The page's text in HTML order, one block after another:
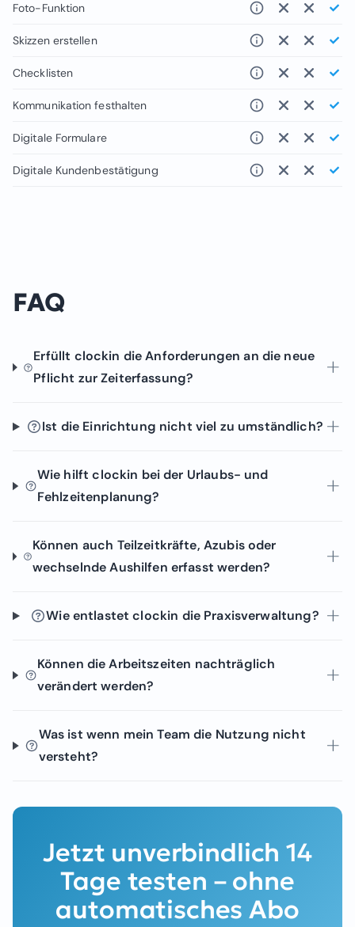
Foto-Funktion
Skizzen erstellen
Checklisten
Kommunikation festhalten
Digitale Formulare
Digitale Kundenbestätigung
FAQ
Erfüllt clockin die Anforderungen an die neue
Pflicht zur Zeiterfassung?
Ist die Einrichtung nicht viel zu umständlich?
Wie hilft clockin bei der Urlaubs- und
Fehlzeitenplanung?
Können auch Teilzeitkräfte, Azubis oder
wechselnde Aushilfen erfasst werden?
Wie entlastet clockin die Praxisverwaltung?
Können die Arbeitszeiten nachträglich
verändert werden?
Was ist wenn mein Team die Nutzung nicht
versteht?
Jetzt unverbindlich 14
Tage testen – ohne
automatisches Abo